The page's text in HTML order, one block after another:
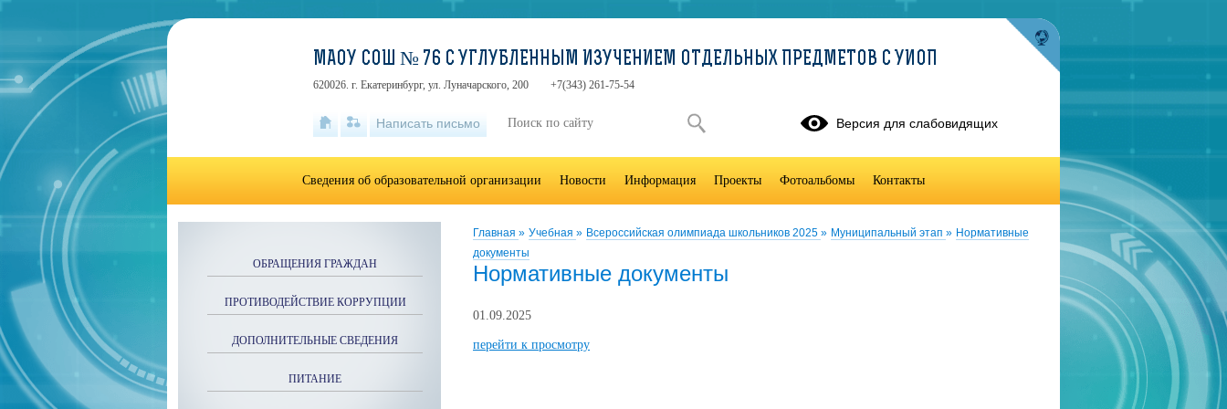
Главная » Учебная » Всероссийская олимпиада школьников 2025 » Муниципальный этап » Нормативные
документы
Нормативные документы
01.09.2025
перейти к просмотру
ОБРАЩЕНИЯ ГРАЖДАН
ПРОТИВОДЕЙСТВИЕ КОРРУПЦИИ
ДОПОЛНИТЕЛЬНЫЕ СВЕДЕНИЯ
ПИТАНИЕ
МАОУ СОШ № 76 С УГЛУБЛЕННЫМ ИЗУЧЕНИЕМ ОТДЕЛЬНЫХ ПРЕДМЕТОВ С УИОП
620026. г. Екатеринбург, ул. Луначарского, 200 +7(343) 261-75-54
Написать письмо Версия для слабовидящих
Сведения об образовательной организации Новости Информация Проекты Фотоальбомы Контакты